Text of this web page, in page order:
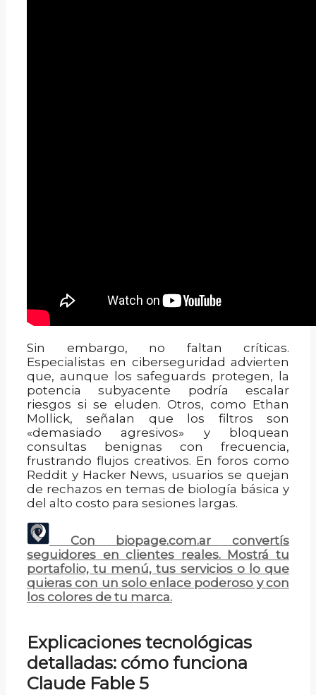
Sin embargo, no faltan críticas.
Especialistas en ciberseguridad advierten
que, aunque los safeguards protegen, la
potencia subyacente podría escalar
riesgos si se eluden. Otros, como Ethan
Mollick, señalan que los filtros son
«demasiado agresivos» y bloquean
consultas benignas con frecuencia,
frustrando flujos creativos. En foros como
Reddit y Hacker News, usuarios se quejan
de rechazos en temas de biología básica y
del alto costo para sesiones largas.
Con biopage.com.ar convertís
seguidores en clientes reales. Mostrá tu
portafolio, tu menú, tus servicios o lo que
quieras con un solo enlace poderoso y con
los colores de tu marca.
Explicaciones tecnológicas
detalladas: cómo funciona
Claude Fable 5